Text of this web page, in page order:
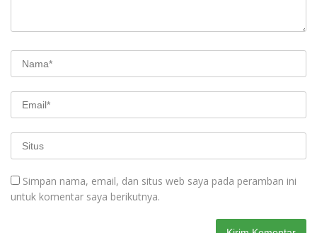
Simpan nama, email, dan situs web saya pada peramban ini
untuk komentar saya berikutnya.